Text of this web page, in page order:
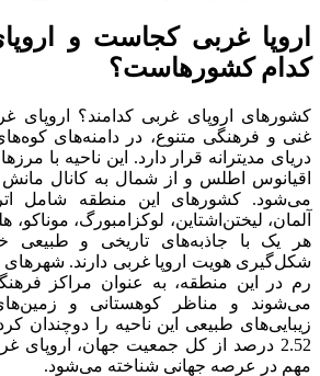
اروپا غربی کجاست و
کدام کشورهاست؟
کشورهای اروپای غربی کدامند؟ اروپای
غنی و فرهنگی متنوع، در دامنه‌های
دریای مدیترانه قرار دارد. این ناحیه با
اقیانوس اطلس و از شمال به کانال
می‌شود. کشورهای این منطقه شامل
آلمان، لیختن‌اشتاین، لوکزامبورگ،
هر یک با جاذبه‌های تاریخی و طبیعی
شکل‌گیری هویت اروپا غربی دارند.
رم در این منطقه، به عنوان مراکز
می‌شوند و مناظر کوهستانی و
زیبایی‌های طبیعی این ناحیه را دوچندان
2.52 درصد از کل جمعیت جهان، اروپای
مهم در عرصه جهانی شناخته می‌شود.